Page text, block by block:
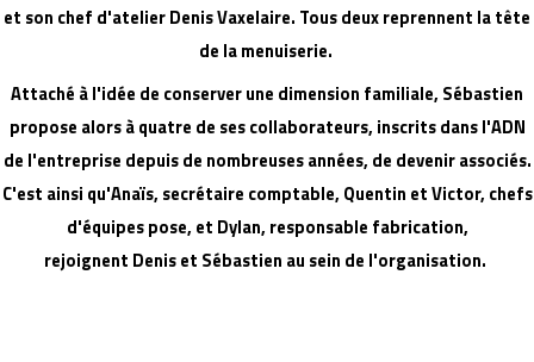
et son chef d'atelier Denis Vaxelaire. Tous deux reprennent la tête
de la menuiserie.
Attaché à l'idée de conserver une dimension familiale, Sébastien
propose alors à quatre de ses collaborateurs, inscrits dans l'ADN
de l'entreprise depuis de nombreuses années, de devenir associés.
C'est ainsi qu'Anaïs, secrétaire comptable, Quentin et Victor, chefs
d'équipes pose, et Dylan, responsable fabrication,
rejoignent Denis et Sébastien au sein de l'organisation.